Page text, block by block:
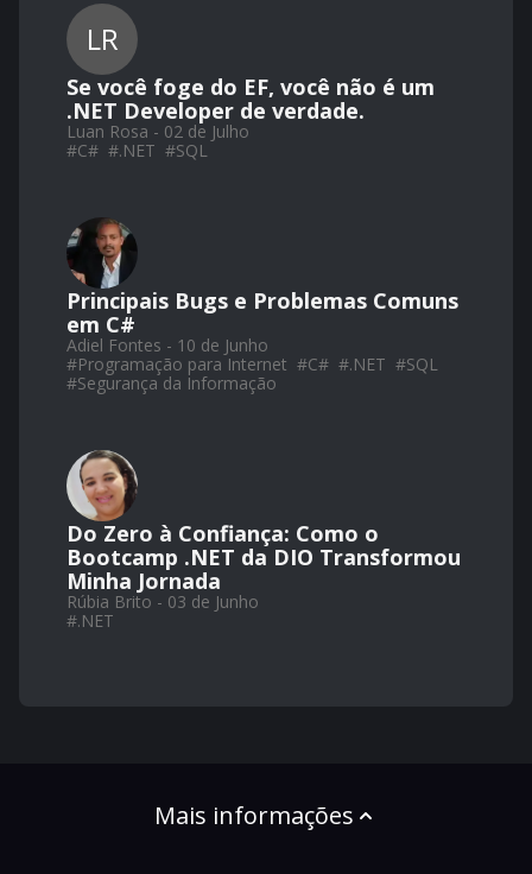
LR
Se você foge do EF, você não é um
.NET Developer de verdade.
Luan Rosa - 02 de Julho
#C# #.NET #SQL
Principais Bugs e Problemas Comuns
em C#
Adiel Fontes - 10 de Junho
#Programação para Internet #C# #.NET #SQL
#Segurança da Informação
Do Zero à Confiança: Como o
Bootcamp .NET da DIO Transformou
Minha Jornada
Rúbia Brito - 03 de Junho
#.NET
Mais informações